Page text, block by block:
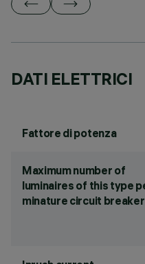
DATI ELETTRICI
Fattore di potenza
Maximum number of
luminaires of this type
minature circuit breaker